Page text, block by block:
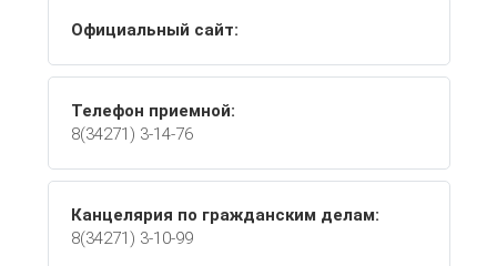
Официальный сайт:
Телефон приемной:
8(34271) 3-14-76
Канцелярия по гражданским делам:
8(34271) 3-10-99